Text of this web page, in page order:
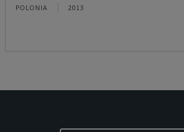
POLONIA 2013